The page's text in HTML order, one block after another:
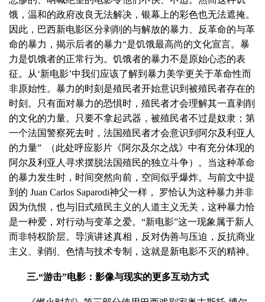
饿，温和的政府改良无法解决，银幕上的彩色也无法遮掩。
因此，巴西新电影区分剥削的与解放的暴力、反革命的与革
命的暴力，揭示后者的暴力“是饥饿最高尚的文化宣言。暴
力是饥饿者的正常行为。饥饿者的暴力不是原始心态的表
征。从‘新电影’中我们应该了解到暴力美学更关于革命性而
非原始性。暴力的时刻是殖民者开始意识到被殖民者存在的
时刻。只有面对暴力的恐惧时，殖民者才会理解其一直剥削
的文化的力量。只要不拿起武器，被殖民者不过是奴隶；第
一个法国警察死去时，法国殖民者才会意识到阿尔及利亚人
的力量” （此处呼应影片《阿尔及尔之战》中有充分体现的
阿尔及利亚人寻求摆脱法国殖民的独立斗争）。当这种革命
的暴力发生时，时间突然向前，空间似乎爆炸。与前文中提
到的 Juan Carlos Saparodi神父一样， 罗恰认为这种暴力并非
因为仇恨，也与旧式殖民主义的人道主义无关，这种暴力恰
是一种爱，对行动与变革之爱。“新电影”这一现象属于新人
而非特权阶层。导演讲述真相，反对伪善与压迫，反抗商业
主义、剥削、色情与技术专制，这就是新电影不灭的精神。
三.“游击”电影：影像与现实的更多互动方式